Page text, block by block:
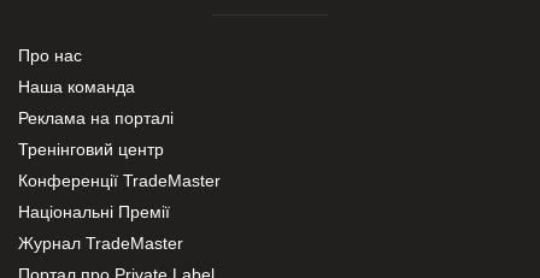
Про нас
Наша команда
Реклама на порталі
Тренінговий центр
Конференції TradeMaster
Національні Премії
Журнал TradeMaster
Портал про Private Label